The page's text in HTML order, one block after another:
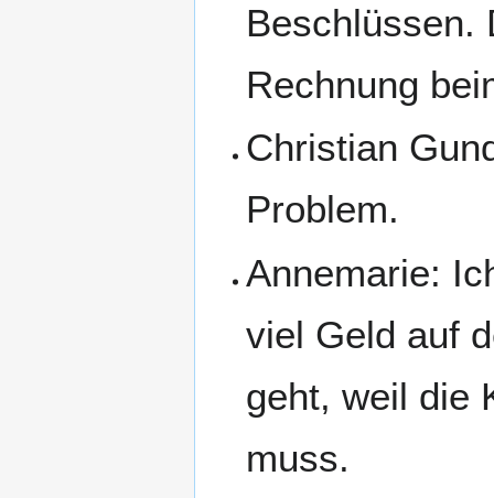
Beschlüssen.
Rechnung
Christian
Problem.
Annemarie:
viel Geld auf
geht, weil die
muss.